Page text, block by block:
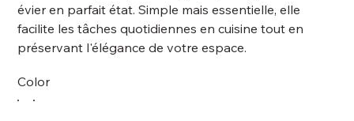
évier en parfait état. Simple mais essentielle, elle
facilite les tâches quotidiennes en cuisine tout en
préservant l'élégance de votre espace.
Color